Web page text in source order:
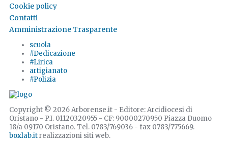
Cookie policy
Contatti
Amministrazione Trasparente
scuola
#Dedicazione
#Lirica
artigianato
#Polizia
Copyright © 2026 Arborense.it - Editore: Arcidiocesi di
Oristano - P.I. 01120320955 - CF: 90000270950 Piazza Duomo
18/a 09170 Oristano. Tel. 0783/769036 - fax 0783/775669.
boxlab.itrealizzazioni siti web.